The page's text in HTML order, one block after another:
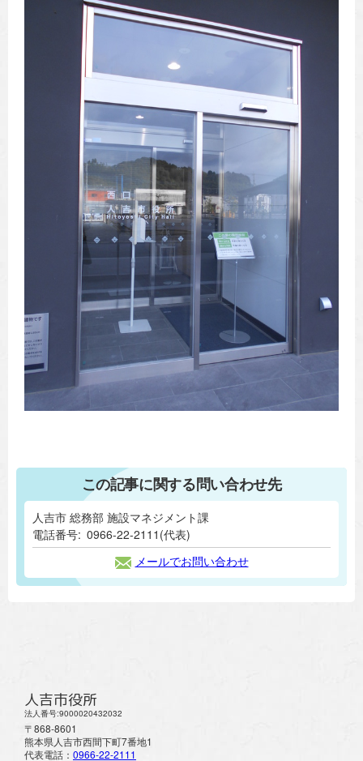
この記事に関する問い合わせ先
人吉市 総務部 施設マネジメント課
電話番号: 0966-22-2111(代表)
メールでお問い合わせ
人吉市役所
法人番号:9000020432032
〒868-8601
熊本県人吉市西間下町7番地1
代表電話： 0966-22-2111